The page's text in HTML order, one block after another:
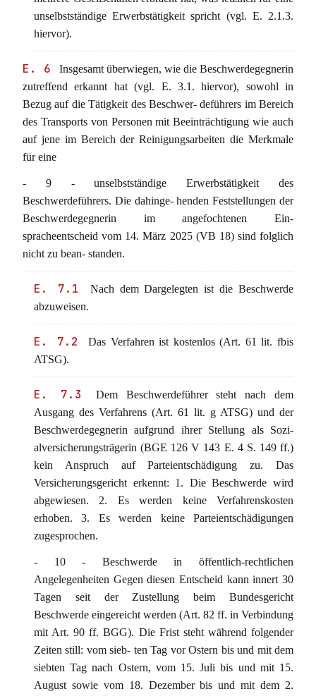
unselbstständige Erwerbstätigkeit spricht (vgl. E. 2.1.3.
hiervor).
E. 6
Insgesamt überwiegen, wie die Beschwerdegegnerin
zutreffend erkannt hat (vgl. E. 3.1. hiervor), sowohl in
Bezug auf die Tätigkeit des Beschwer- deführers im Bereich
des Transports von Personen mit Beeinträchtigung wie auch
auf jene im Bereich der Reinigungsarbeiten die Merkmale
für eine
- 9 - unselbstständige Erwerbstätigkeit des
Beschwerdeführers. Die dahinge- henden Feststellungen der
Beschwerdegegnerin im angefochtenen Ein-
spracheentscheid vom 14. März 2025 (VB 18) sind folglich
nicht zu bean- standen.
E. 7.1
Nach dem Dargelegten ist die Beschwerde
abzuweisen.
E. 7.2
Das Verfahren ist kostenlos (Art. 61 lit. fbis
ATSG).
E. 7.3
Dem Beschwerdeführer steht nach dem
Ausgang des Verfahrens (Art. 61 lit. g ATSG) und der
Beschwerdegegnerin aufgrund ihrer Stellung als Sozi-
alversicherungsträgerin (BGE 126 V 143 E. 4 S. 149 ff.)
kein Anspruch auf Parteientschädigung zu. Das
Versicherungsgericht erkennt: 1. Die Beschwerde wird
abgewiesen. 2. Es werden keine Verfahrenskosten
erhoben. 3. Es werden keine Parteientschädigungen
zugesprochen.
- 10 - Beschwerde in öffentlich-rechtlichen
Angelegenheiten Gegen diesen Entscheid kann innert 30
Tagen seit der Zustellung beim Bundesgericht
Beschwerde eingereicht werden (Art. 82 ff. in Verbindung
mit Art. 90 ff. BGG). Die Frist steht während folgender
Zeiten still: vom sieb- ten Tag vor Ostern bis und mit dem
siebten Tag nach Ostern, vom 15. Juli bis und mit 15.
August sowie vom 18. Dezember bis und mit dem 2.